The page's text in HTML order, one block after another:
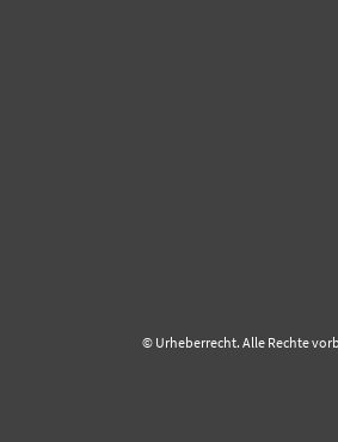
© Urheberrecht. Alle Rechte